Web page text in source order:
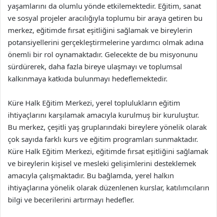
yaşamlarını da olumlu yönde etkilemektedir. Eğitim, sanat
ve sosyal projeler aracılığıyla toplumu bir araya getiren bu
merkez, eğitimde fırsat eşitliğini sağlamak ve bireylerin
potansiyellerini gerçekleştirmelerine yardımcı olmak adına
önemli bir rol oynamaktadır. Gelecekte de bu misyonunu
sürdürerek, daha fazla bireye ulaşmayı ve toplumsal
kalkınmaya katkıda bulunmayı hedeflemektedir.
Küre Halk Eğitim Merkezi, yerel toplulukların eğitim
ihtiyaçlarını karşılamak amacıyla kurulmuş bir kuruluştur.
Bu merkez, çeşitli yaş gruplarındaki bireylere yönelik olarak
çok sayıda farklı kurs ve eğitim programları sunmaktadır.
Küre Halk Eğitim Merkezi, eğitimde fırsat eşitliğini sağlamak
ve bireylerin kişisel ve mesleki gelişimlerini desteklemek
amacıyla çalışmaktadır. Bu bağlamda, yerel halkın
ihtiyaçlarına yönelik olarak düzenlenen kurslar, katılımcıların
bilgi ve becerilerini artırmayı hedefler.